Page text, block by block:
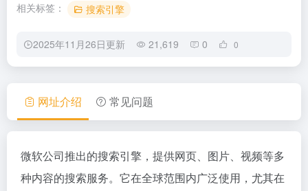
相关标签： 搜索引擎
2025年11月26日更新 21,619 0 0
网址介绍 常见问题
微软公司推出的搜索引擎，提供网页、图片、视频等多
种内容的搜索服务。它在全球范围内广泛使用，尤其在